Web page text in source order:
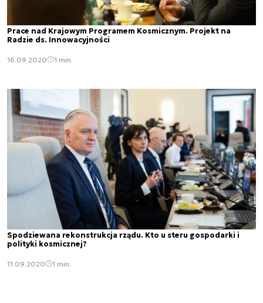
Prace nad Krajowym Programem Kosmicznym. Projekt na
Radzie ds. Innowacyjności
16.09.2020 1 min.
Spodziewana rekonstrukcja rządu. Kto u steru gospodarki i
polityki kosmicznej?
11.09.2020 1 min.